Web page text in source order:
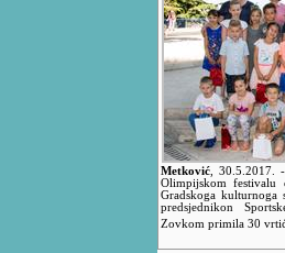
Metković ,30.5.2017.
Olimpijskom
Gradskoga kulturnoga
predsjednikon
Zovkom primila 30